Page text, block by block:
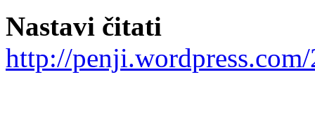
Nastavi čitati
http://